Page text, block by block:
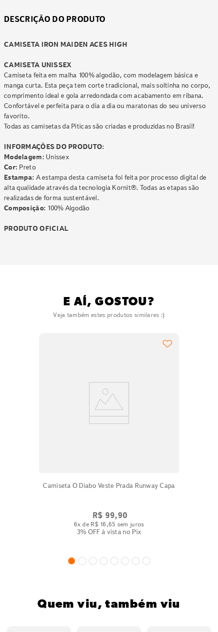
DESCRIÇÃO DO PRODUTO
CAMISETA IRON MAIDEN ACES HIGH
CAMISETA UNISSEX
Camiseta feita em malha 100% algodão, com modelagem básica e
manga curta. Esta peça tem corte tradicional, mais soltinha no corpo,
comprimento ideal e gola arredondada com acabamento em ribana.
Confortável e perfeita para o dia a dia ou maratonas do seu universo
favorito.
Todas as camisetas da Piticas são criadas e produzidas no Brasil!
INFORMAÇÕES DO PRODUTO:
Modelagem: Unissex
Cor: Preto
Estampa: A estampa desta camiseta foi feita por processo digital de
alta qualidade através da tecnologia Kornit®. Todas as etapas são
realizadas de forma sustentável.
Composição: 100% Algodão
PRODUTO OFICIAL
E AÍ, GOSTOU?
Veja também estes produtos similares :)
Camiseta O Diabo Veste Prada Runway Capa
R$ 99,90
6x de R$ 16 ,65 sem juros
3% OFF à vista no Pix
Quem viu, também viu